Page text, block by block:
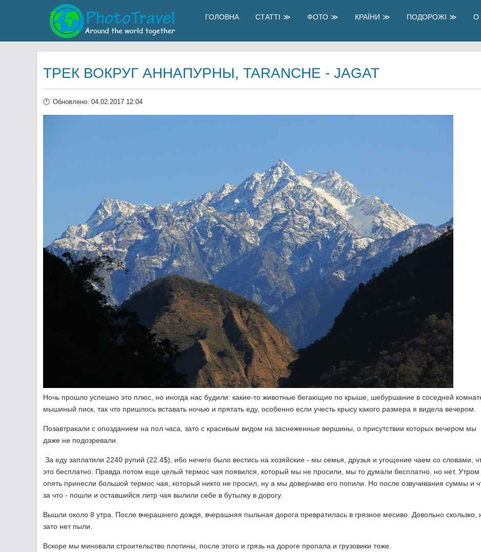
ГОЛОВНА СТАТТІ ФОТО КРАЇНИ ПОДОРОЖІ О
ТРЕК ВОКРУГ АННАПУРНЫ, TARANCHE - JAGAT
Обновлено: 04.02.2017 12:04
Ночь прошло успешно это плюс, но иногда нас будили: какие-то животные бегающие по крыше, шебуршание в соседней
мышиный писк, так что пришлось вставать ночью и прятать еду, особенно если учесть крысу какого размера я видела вечером.
Позавтракали с опозданием на пол часа, зато с красивым видом на заснеженные вершины, о присутствии которых вечером мы
даже не подозревали.
За еду заплатили 2240 рупий (22.4$), ибо нечего было вестись на хозяйские - мы семья, друзья и угощение чаем со словами,
это бесплатно. Правда потом еще целый термос чая появился, который мы не просили, мы то думали бесплатно, но нет.
опять принесли большой термос чая, который никто не просил, ну а мы доверчиво его попили. Но после озвучивания суммы и
за что - пошли и оставшийся литр чая вылили себе в бутылку в дорогу.
Вышли около 8 утра. После вчерашнего дождя, вчерашняя пыльная дорога превратилась в грязное месиво. Довольно скользко,
зато нет пыли.
Вскоре мы миновали строительство плотины, после этого и грязь на дороге пропала и грузовики тоже.